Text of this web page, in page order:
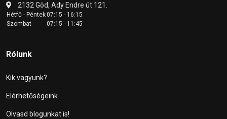
2132 Göd, Ady Endre út 121.
Hétfő - Péntek07:15 - 16:15
Szombat
07:15 - 11:45
Rólunk
Kik vagyunk?
Elérhetőségeink
Olvasd blogunkat is!